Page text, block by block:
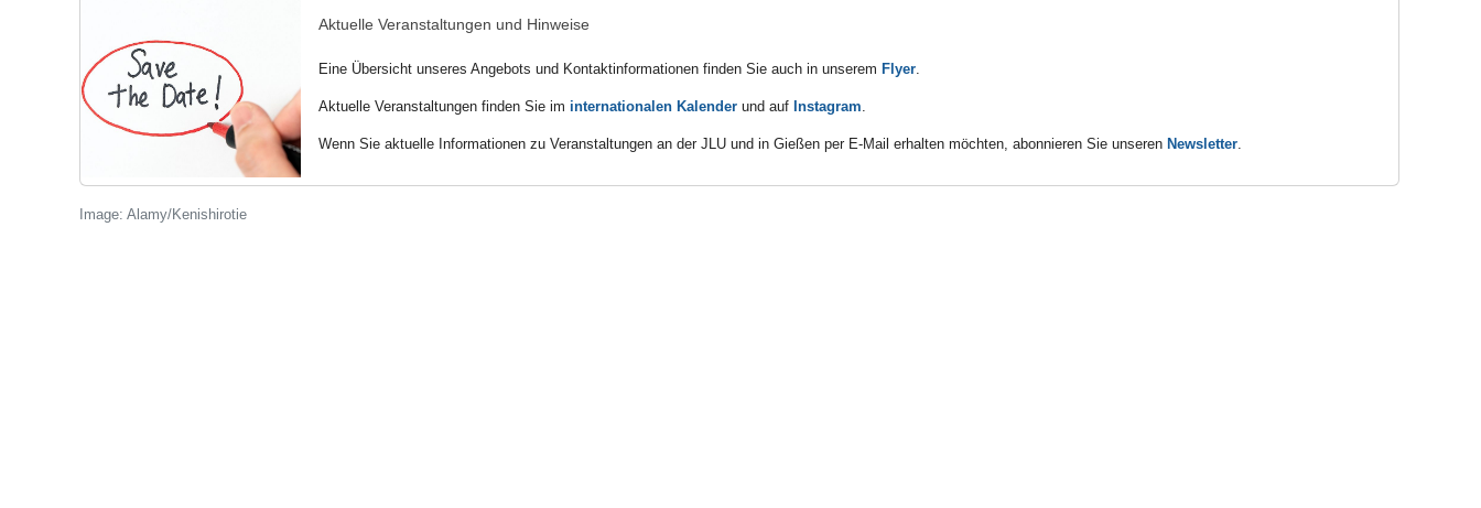
Aktuelle Veranstaltungen und Hinweise
Eine Übersicht unseres Angebots und Kontaktinformationen finden Sie auch in unserem Flyer.
Aktuelle Veranstaltungen finden Sie im internationalen Kalender und auf Instagram.
Wenn Sie aktuelle Informationen zu Veranstaltungen an der JLU und in Gießen per E-Mail erhalten möchten, abonnieren Sie unseren Newsletter.
Image: Alamy/Kenishirotie